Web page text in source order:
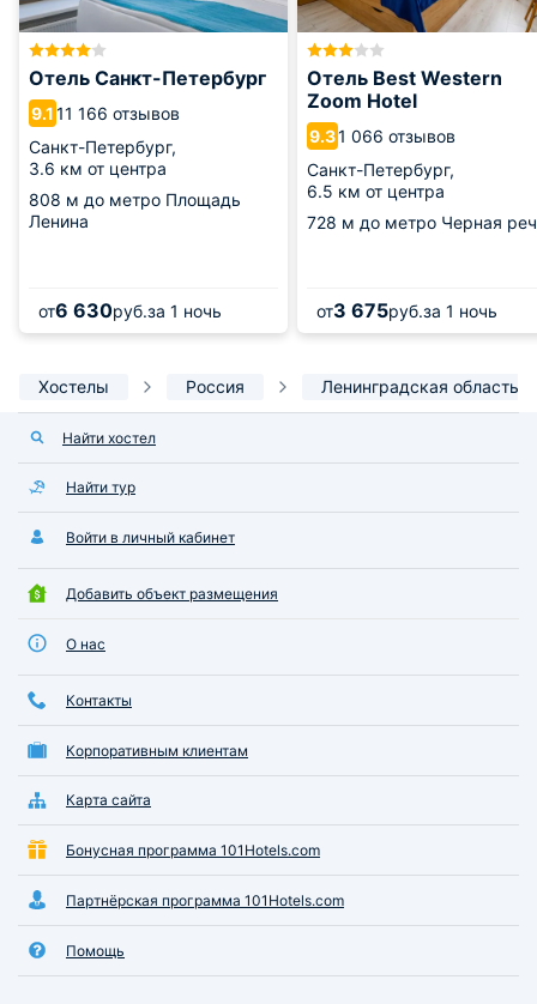
Отель Санкт-Петербург
9.111 166 отзывов
Санкт-Петербург,
3.6 км от центра
808 м до метро Площадь
Ленина
от6 630руб.за 1 ночь
Отель Best Western
Zoom Hotel
9.31 066 отзывов
Санкт-Петербург,
6.5 км от центра
728 м до метро Черная
от3 675руб.за 1 ночь
Хостелы Россия Ленинградская область
Найти хостел
Найти тур
Войти в личный кабинет
Добавить объект размещения
О нас
Контакты
Корпоративным клиентам
Карта сайта
Бонусная программа 101Hotels.com
Партнёрская программа 101Hotels.com
Помощь